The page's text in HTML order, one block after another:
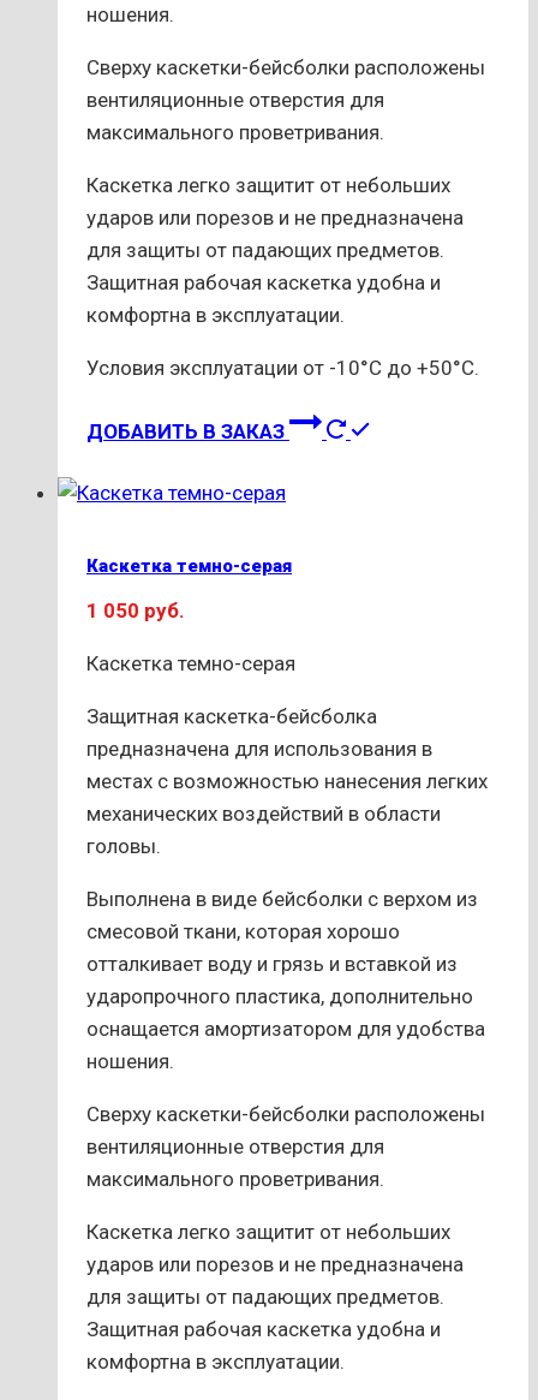
ношения.
Сверху каскетки-бейсболки расположены
вентиляционные отверстия для
максимального проветривания.
Каскетка легко защитит от небольших
ударов или порезов и не предназначена
для защиты от падающих предметов.
Защитная рабочая каскетка удобна и
комфортна в эксплуатации.
Условия эксплуатации от -10°С до +50°С.
ДОБАВИТЬ В ЗАКАЗ
Каскетка темно-серая
1 050 руб.
Каскетка темно-серая
Защитная каскетка-бейсболка
предназначена для использования в
местах с возможностью нанесения легких
механических воздействий в области
головы.
Выполнена в виде бейсболки с верхом из
смесовой ткани, которая хорошо
отталкивает воду и грязь и вставкой из
ударопрочного пластика, дополнительно
оснащается амортизатором для удобства
ношения.
Сверху каскетки-бейсболки расположены
вентиляционные отверстия для
максимального проветривания.
Каскетка легко защитит от небольших
ударов или порезов и не предназначена
для защиты от падающих предметов.
Защитная рабочая каскетка удобна и
комфортна в эксплуатации.